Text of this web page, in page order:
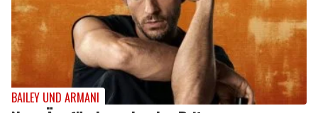
BAILEY UND ARMANI